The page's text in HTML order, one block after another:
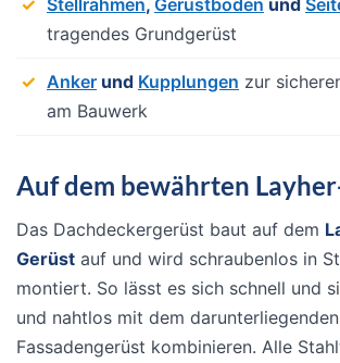
tragendes Grundgerüst
Anker und Kupplungen zur
am Bauwerk
Auf dem bewährten
Das Dachdeckergerüst baut auf dem
Gerüst auf und wird schraubenlos in
montiert. So lässt es sich schnell und
und nahtlos mit dem darunterliegenden
Fassadengerüst kombinieren. Alle